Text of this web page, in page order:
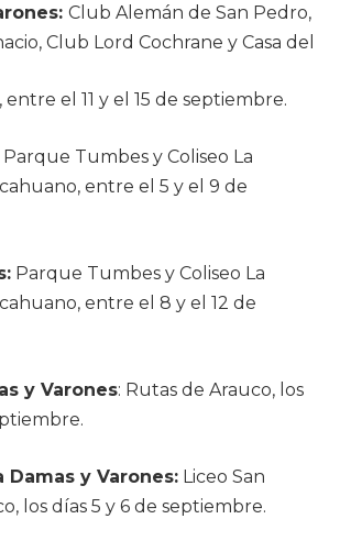
Club Alemán de San Pedro,
Club Lord Cochrane y Casa del
el 11 y el 15 de septiembre.
Tumbes y Coliseo La
entre el 5 y el 9 de
Parque Tumbes y Coliseo La
entre el 8 y el 12 de
y Varones: Rutas de Arauco, los
Damas y Varones:Liceo San
los días 5 y 6 de septiembre.